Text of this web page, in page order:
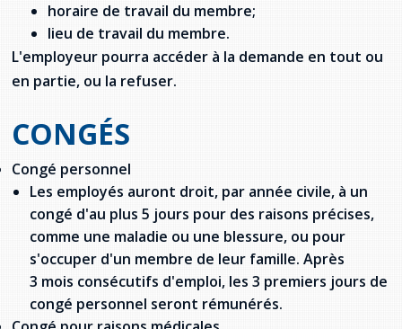
horaire de travail du membre;
lieu de travail du membre.
L'employeur pourra accéder à la demande en tout ou
en partie, ou la refuser.
CONGÉS
Congé personnel
Les employés auront droit, par année civile, à un
congé d'au plus 5 jours pour des raisons précises,
comme une maladie ou une blessure, ou pour
s'occuper d'un membre de leur famille. Après
3 mois consécutifs d'emploi, les 3 premiers jours de
congé personnel seront rémunérés.